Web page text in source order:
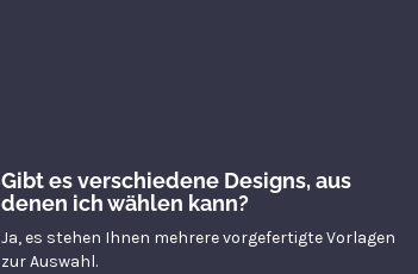
Gibt es verschiedene Designs, aus
denen ich wählen kann?
Ja, es stehen Ihnen mehrere vorgefertigte Vorlagen
zur Auswahl.